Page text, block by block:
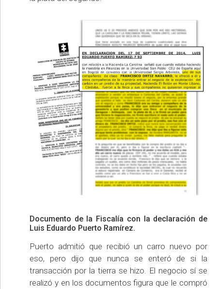
Documento de la Fiscalía con la declaración de
Luis Eduardo Puerto Ramírez.
Puerto admitió que recibió un carro nuevo por
eso, pero dijo que nunca se enteró de si la
transacción por la tierra se hizo. El negocio sí se
realizó y en los documentos figura que le compró